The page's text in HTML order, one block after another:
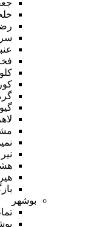
نیر
هیر
بوشهر